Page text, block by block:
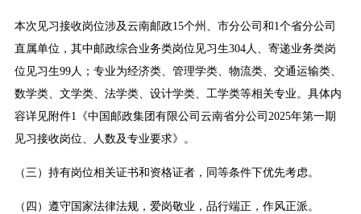
本次见习接收岗位涉及云南邮政15个州、市分公司和1个省分公司
直属单位，其中邮政综合业务类岗位见习生304人、寄递业务类岗
位见习生99人；专业为经济类、管理学类、物流类、交通运输类、
数学类、文学类、法学类、设计学类、工学类等相关专业。具体内
容详见附件1《中国邮政集团有限公司云南省分公司2025年第一期
见习接收岗位、人数及专业要求》。
（三）持有岗位相关证书和资格证者，同等条件下优先考虑。
（四）遵守国家法律法规，爱岗敬业，品行端正，作风正派。